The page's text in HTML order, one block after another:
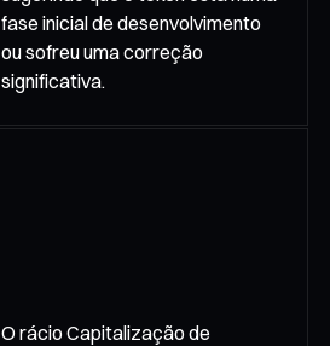
fase inicial de desenvolvimento
ou sofreu uma correção
significativa.
O rácio Capitalização de